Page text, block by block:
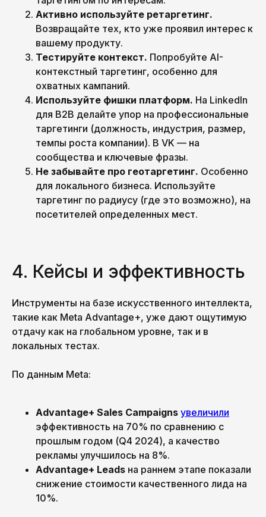
Активно используйте ретаргетинг.
Возвращайте тех, кто уже проявил интерес к
вашему продукту.
Тестируйте контекст. Попробуйте AI-
контекстный таргетинг, особенно для
охватных кампаний.
Используйте фишки платформ. На LinkedIn
для B2B делайте упор на профессиональные
таргетинги (должность, индустрия, размер,
темпы роста компании). В VK — на
сообщества и ключевые фразы.
Не забывайте про геотаргетинг. Особенно
для локального бизнеса. Используйте
таргетинг по радиусу (где это возможно), на
посетителей определенных мест.
4. Кейсы и эффективность
Инструменты на базе искусственного интеллекта,
такие как Meta Advantage+, уже дают ощутимую
отдачу как на глобальном уровне, так и в
локальных тестах.
По данным Meta:
Advantage+ Sales Campaigns увеличили
эффективность на 70% по сравнению с
прошлым годом (Q4 2024), а качество
рекламы улучшилось на 8%.
Advantage+ Leads на раннем этапе показали
снижение стоимости качественного лида на
10%.
PICK YOUR
OWN BRAND
2026 PICKLES.TEAM
(С) ALL RIGHTS RESERVED
+7 981 698 02 86 🇷🇺